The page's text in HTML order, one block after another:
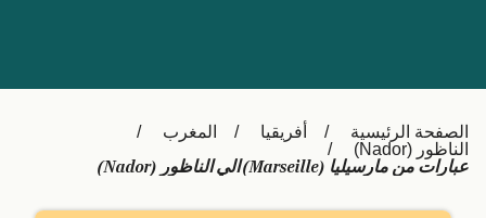
België (NL)
Ελλάδα
Belgique (FR)
Polska
Deutschland
Schweiz (DE)
الصفحة الرئيسية أفريقيا
المغرب
الناظور (Nador)
عبارات من مارسيليا (Marseille) الي الناظور (Nador)